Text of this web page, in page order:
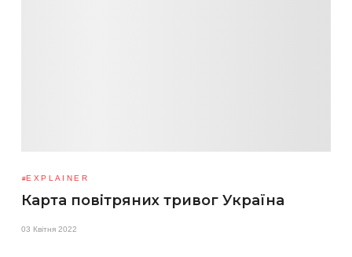
EXPLAINER
Карта повітряних тривог Україна
03 Квітня 2022